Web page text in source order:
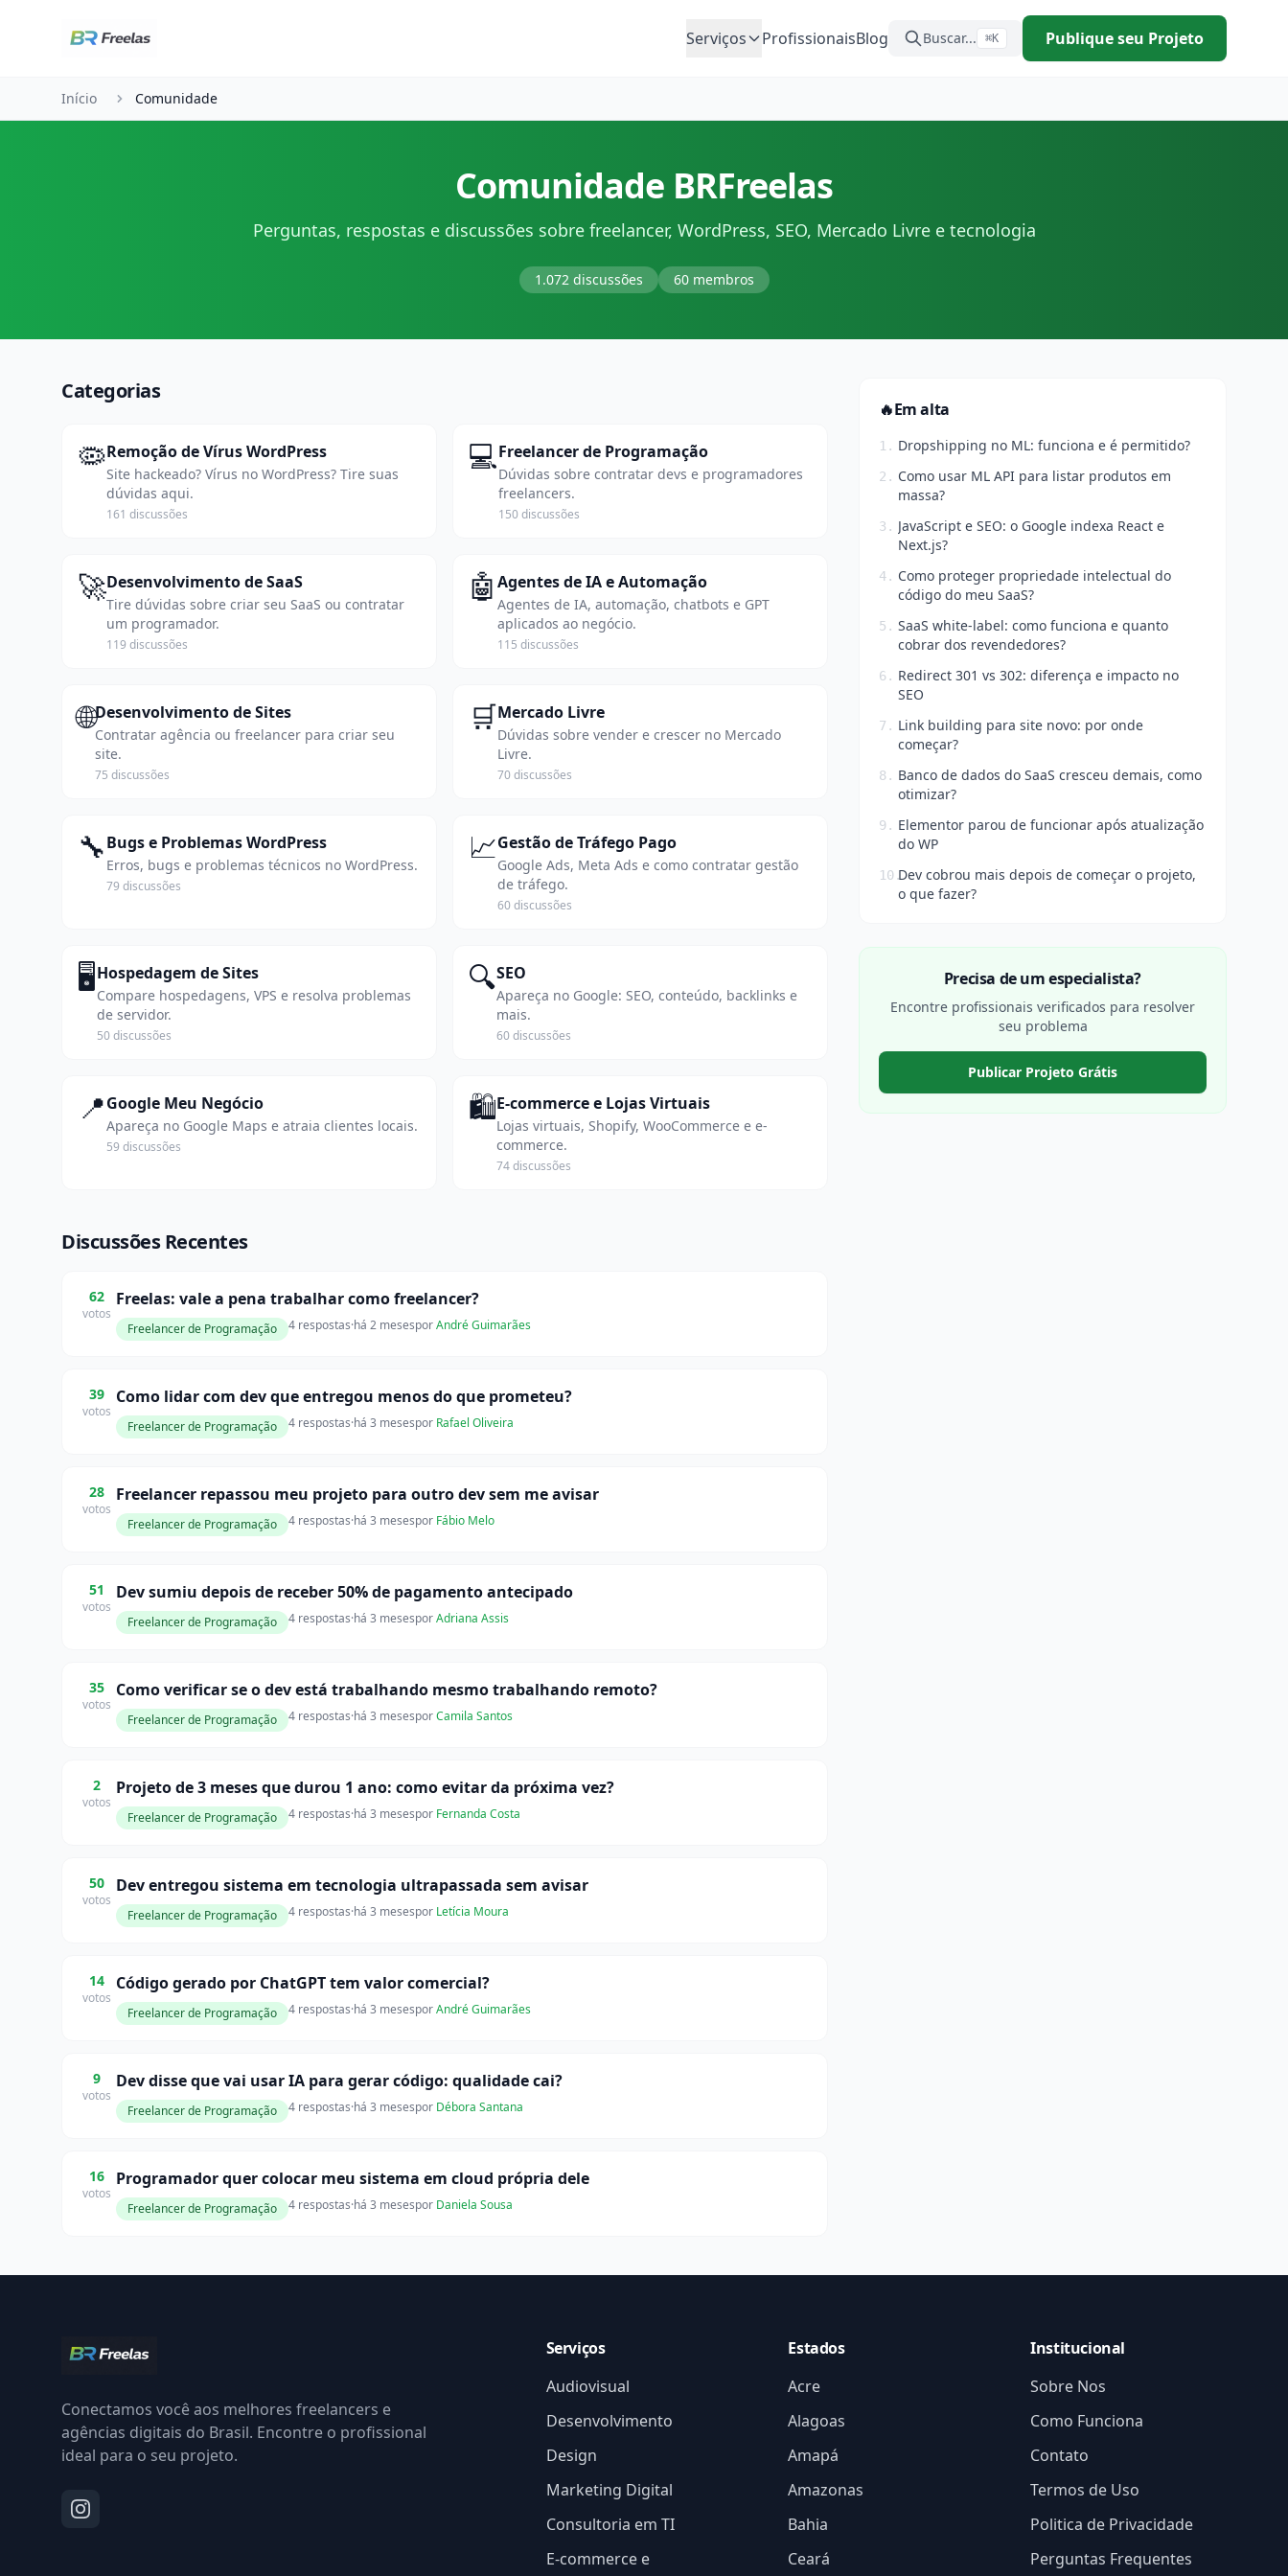
Serviços
ProfissionaisBlog Buscar... ⌘K Publique seu Projeto
Início Comunidade
Comunidade BRFreelas
Perguntas, respostas e discussões sobre freelancer, WordPress, SEO, Mercado Livre e tecnologia
1.072 discussões 60 membros
Categorias
🦠Remoção de Vírus WordPress
Site hackeado? Vírus no WordPress? Tire suas
dúvidas aqui.
161 discussões
💻Freelancer de Programação
Dúvidas sobre contratar devs e programadores
freelancers.
150 discussões
🚀Desenvolvimento de SaaS
Tire dúvidas sobre criar seu SaaS ou contratar
um programador.
119 discussões
🤖 Agentes de IA e Automação
Agentes de IA, automação, chatbots e GPT
aplicados ao negócio.
115 discussões
🌐Desenvolvimento de Sites
Contratar agência ou freelancer para criar seu
site.
75 discussões
🛒Mercado Livre
Dúvidas sobre vender e crescer no Mercado
Livre.
70 discussões
🔧Bugs e Problemas WordPress
Erros, bugs e problemas técnicos no WordPress.
79 discussões
📈Gestão de Tráfego Pago
Google Ads, Meta Ads e como contratar gestão
de tráfego.
60 discussões
🖥️ Hospedagem de Sites
Compare hospedagens, VPS e resolva problemas
de servidor.
50 discussões
🔍SEO
Apareça no Google: SEO, conteúdo, backlinks e
mais.
60 discussões
📍Google Meu Negócio
Apareça no Google Maps e atraia clientes locais.
59 discussões
🛍️E-commerce e Lojas Virtuais
Lojas virtuais, Shopify, WooCommerce e e-
commerce.
74 discussões
Discussões Recentes
62
votos
Freelas: vale a pena trabalhar como freelancer?
Freelancer de Programação 4 respostas·há 2 mesesporAndré Guimarães
39
votos
Como lidar com dev que entregou menos do que prometeu?
Freelancer de Programação 4 respostas·há 3 mesespor Rafael Oliveira
28
votos
Freelancer repassou meu projeto para outro dev sem me avisar
Freelancer de Programação 4 respostas·há 3 mesespor Fábio Melo
51
votos
Dev sumiu depois de receber 50% de pagamento antecipado
Freelancer de Programação 4 respostas·há 3 mesesporAdriana Assis
35
votos
Como verificar se o dev está trabalhando mesmo trabalhando remoto?
Freelancer de Programação 4 respostas·há 3 mesesporCamila Santos
2
votos
Projeto de 3 meses que durou 1 ano: como evitar da próxima vez?
Freelancer de Programação 4 respostas·há 3 mesespor Fernanda Costa
50
votos
Dev entregou sistema em tecnologia ultrapassada sem avisar
Freelancer de Programação 4 respostas·há 3 mesespor Letícia Moura
14
votos
Código gerado por ChatGPT tem valor comercial?
Freelancer de Programação 4 respostas·há 3 mesesporAndré Guimarães
9
votos
Dev disse que vai usar IA para gerar código: qualidade cai?
Freelancer de Programação 4 respostas·há 3 mesespor Débora Santana
16
votos
Programador quer colocar meu sistema em cloud própria dele
Freelancer de Programação 4 respostas·há 3 mesespor Daniela Sousa
🔥Em alta
1. Dropshipping no ML: funciona e é permitido?
2. Como usar ML API para listar produtos em
massa?
3. JavaScript e SEO: o Google indexa React e
Next.js?
4. Como proteger propriedade intelectual do
código do meu SaaS?
5. SaaS white-label: como funciona e quanto
cobrar dos revendedores?
6. Redirect 301 vs 302: diferença e impacto no
SEO
7. Link building para site novo: por onde
começar?
8. Banco de dados do SaaS cresceu demais, como
otimizar?
9. Elementor parou de funcionar após atualização
do WP
10.Dev cobrou mais depois de começar o projeto,
o que fazer?
Precisa de um especialista?
Encontre profissionais verificados para resolver
seu problema
Publicar Projeto Grátis
Conectamos você aos melhores freelancers e
agências digitais do Brasil. Encontre o profissional
ideal para o seu projeto.
Serviços
Audiovisual
Desenvolvimento
Design
Marketing Digital
Consultoria em TI
E-commerce e
Estados
Acre
Alagoas
Amapá
Amazonas
Bahia
Ceará
Institucional
Sobre Nos
Como Funciona
Contato
Termos de Uso
Politica de Privacidade
Perguntas Frequentes